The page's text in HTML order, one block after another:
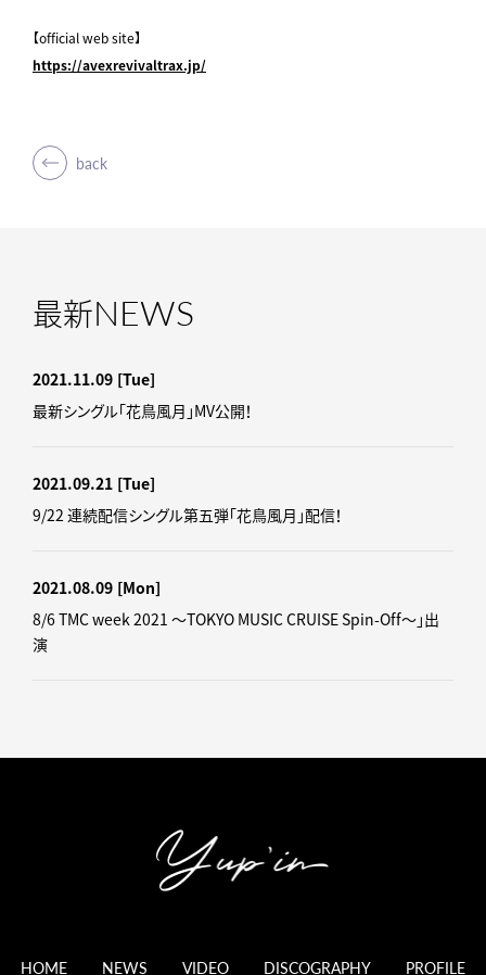
【official web site】
https://avexrevivaltrax.jp/
back
最新NEWS
2021.11.09 [Tue]
最新シングル「花鳥風月」MV公開！
2021.09.21 [Tue]
9/22 連続配信シングル第五弾「花鳥風月」配信！
2021.08.09 [Mon]
8/6 TMC week 2021 ～TOKYO MUSIC CRUISE Spin-Off～」出
演
HOME NEWS VIDEO DISCOGRAPHY PROFILE